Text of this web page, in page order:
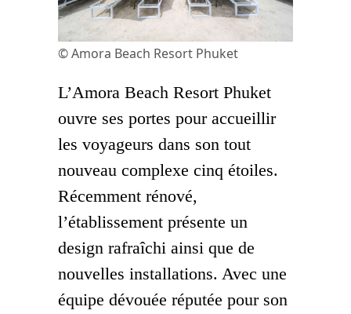
© Amora Beach Resort Phuket
L’Amora Beach Resort Phuket
ouvre ses portes pour accueillir
les voyageurs dans son tout
nouveau complexe cinq étoiles.
Récemment rénové,
l’établissement présente un
design rafraîchi ainsi que de
nouvelles installations. Avec une
équipe dévouée réputée pour son